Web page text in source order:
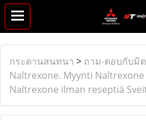
กระดานสนทนา > ถาม-ตอบกับมิ
Naltrexone. Myynti
Naltrexone ilman reseptiä